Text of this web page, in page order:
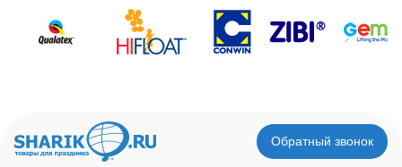
Обратный звонок